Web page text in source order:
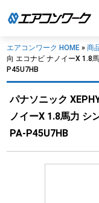
エアコンワーク HOME » 商
向 エコナビ ナノイーX 1.8
P45U7HB
パナソニック
ノイーX 1.8馬力 シ
PA-P45U7HB